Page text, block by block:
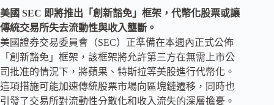
美國 SEC 即將推出「創新豁免」框架，代幣化股票或讓
傳統交易所失去流動性與收入壟斷。
美國證券交易委員會（SEC）正準備在本週內正式公佈
「創新豁免」框架，該框架將允許第三方在無需上市公
司批准的情況下，將蘋果、特斯拉等美股進行代幣化。
這項措施可能加速傳統股票市場向區塊鏈遷移，同時也
引發了交易所對流動性分散化和收入流失的深層擔憂。